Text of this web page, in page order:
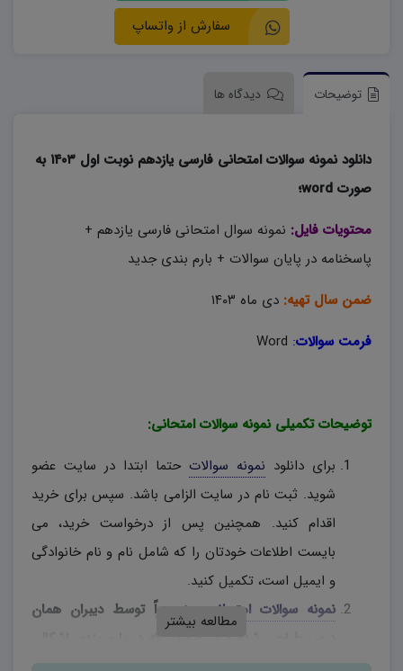
سفارش از واتساپ
توضیحات دیدگاه ها
دانلود نمونه سوالات امتحانی فارسی یازدهم نوبت اول ۱۴۰۳ به
صورت word؛
محتویات فایل: نمونه سوال امتحانی فارسی یازدهم +
پاسخنامه در پایان سوالات + بارم بندی جدید
ضمن سال تهیه: دی ماه ۱۴۰۳
فرمت سوالات:
توضیحات تکمیلی نمونه سوالات امتحانی:
برای دانلود نمونه سوالات حتما ابتدا در سایت عضو
شوید. ثبت نام در سایت الزامی باشد. سپس برای خرید
اقدام کنید. همچنین پس از درخواست خرید، می
بایست اطلاعات خودتان را که شامل نام و نام خانوادگی
و ایمیل است، تکمیل کنید.
نمونه سوالات امتحانی
، منحصراً توسط دیبران همان
مطالعه بیشتر